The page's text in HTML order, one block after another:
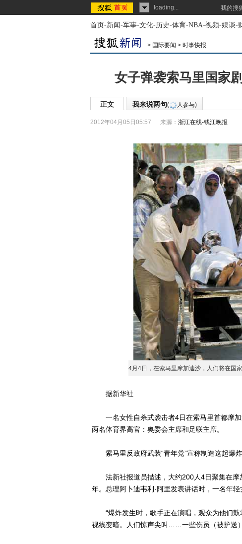
loading... 我的搜
首页-新闻-军事-文化-历史-体育-NBA-视频-娱谈-
> 国际要闻 > 时事快报
女子弹袭索马里国家
正文 我来说两句( 人参与)
2012年04月05日05:57 来源： 浙江在线-钱江晚报
4月4日，在索马里摩加迪沙，人们将在国
据新华社
一名女性自杀式袭击者4日在索马里首都摩加
两名体育界高官：奥委会主席和足联主席。
索马里反政府武装“青年党”宣称制造这起爆炸
法新社报道员描述，大约200人4日聚集在摩
年。总理阿卜迪韦利·阿里发表讲话时，一名年轻
“爆炸发生时，歌手正在演唱，观众为他们鼓
视线变暗。人们惊声尖叫……一些伤员（被护送